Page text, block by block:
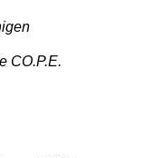
CO.P.E.